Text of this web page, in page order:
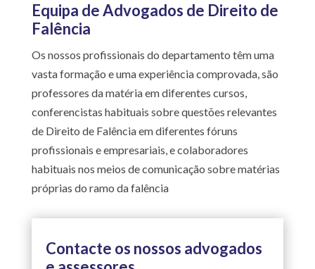
Equipa de Advogados de Direito de
Falência
Os nossos profissionais do departamento têm uma
vasta formação e uma experiência comprovada, são
professores da matéria em diferentes cursos,
conferencistas habituais sobre questões relevantes
de Direito de Falência em diferentes fóruns
profissionais e empresariais, e colaboradores
habituais nos meios de comunicação sobre matérias
próprias do ramo da falência
Contacte os nossos advogados